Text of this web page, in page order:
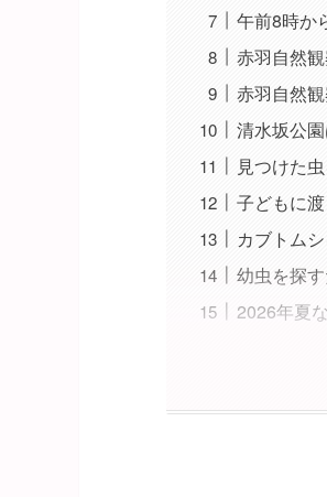
午前8時か
赤羽自然
赤羽自然
清水坂公
見つけた
子どもに
カブトム
幼虫を探
2026年夏